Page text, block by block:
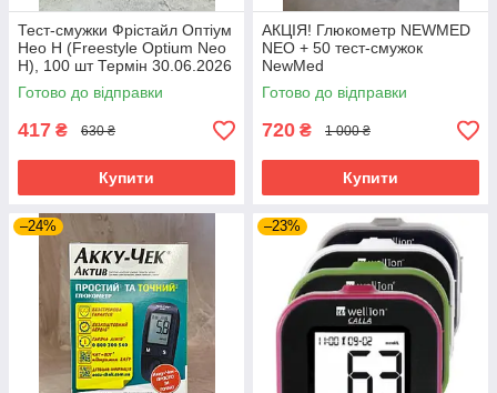
Тест-смужки Фрістайл Оптіум
Нео Н (Freestyle Optium Neo
H), 100 шт Термін 30.06.2026
Готово до відправки
417 ₴ 630 ₴
Купити
АКЦІЯ! Глюкометр NEWMED
NEO + 50 тест-смужок
NewMed
Готово до відправки
720 ₴ 1 000 ₴
Купити
–24% –23%